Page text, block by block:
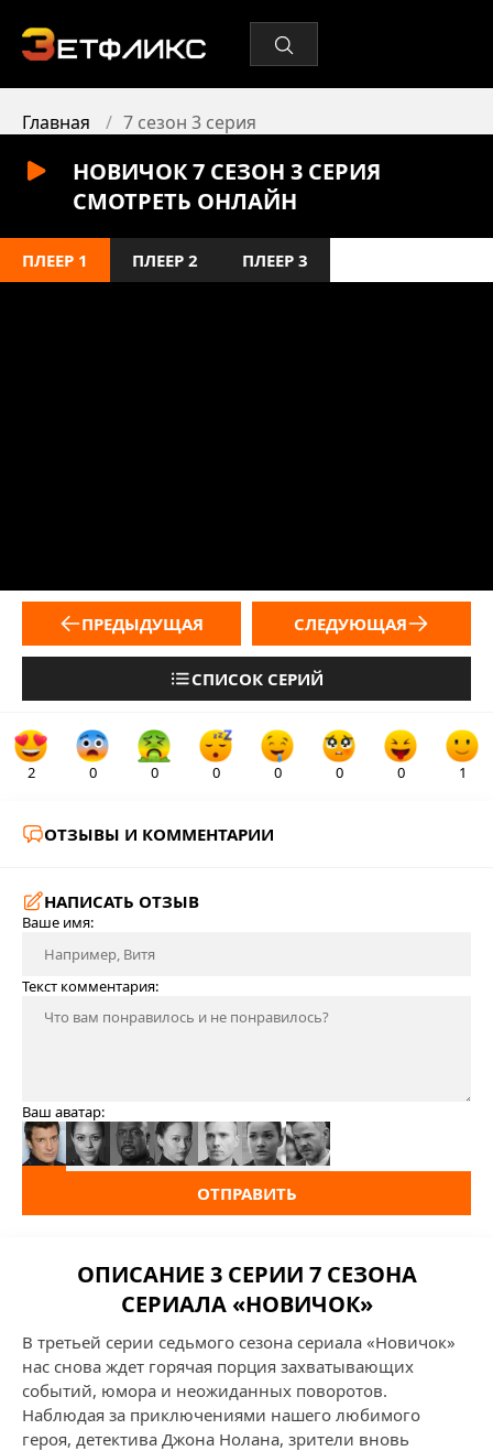
Главная 7 сезон 3 серия
НОВИЧОК 7 СЕЗОН 3 СЕРИЯ
СМОТРЕТЬ ОНЛАЙН
ПЛЕЕР 1 ПЛЕЕР 2 ПЛЕЕР 3
ПРЕДЫДУЩАЯ
СПИСОК СЕРИЙ
СЛЕДУЮЩАЯ
2 0 0 0 0 0 0 1
ОТЗЫВЫ И КОММЕНТАРИИ
НАПИСАТЬ ОТЗЫВ
Ваше имя:
Текст комментария:
Ваш аватар:
ОТПРАВИТЬ
ОПИСАНИЕ 3 СЕРИИ 7 СЕЗОНА
СЕРИАЛА «НОВИЧОК»
В третьей серии седьмого сезона сериала «Новичок»
нас снова ждет горячая порция захватывающих
событий, юмора и неожиданных поворотов.
Наблюдая за приключениями нашего любимого
героя, детектива Джона Нолана, зрители вновь